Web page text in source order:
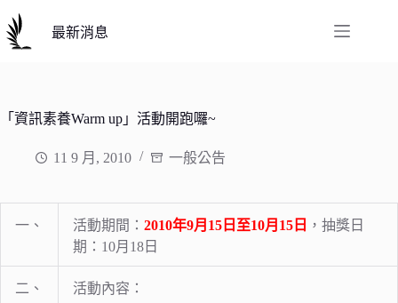
至
主
容
最新消息
「資訊素養Warm up」活動開跑囉~
11 9 月, 2010 一般公告
一、 活動期間： 2010年9月15日至10月15日 ，抽獎日
期：10月18日
二、 活動內容：